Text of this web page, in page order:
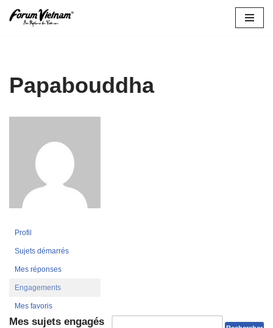
Papabouddha
Profil
Sujets démarrés
Mes réponses
Engagements
Mes favoris
Mes sujets engagés